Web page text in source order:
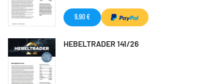
9,90 €
HEBELTRADER 141/26